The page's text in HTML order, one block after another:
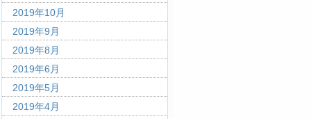
2019年10月
2019年9月
2019年8月
2019年6月
2019年5月
2019年4月